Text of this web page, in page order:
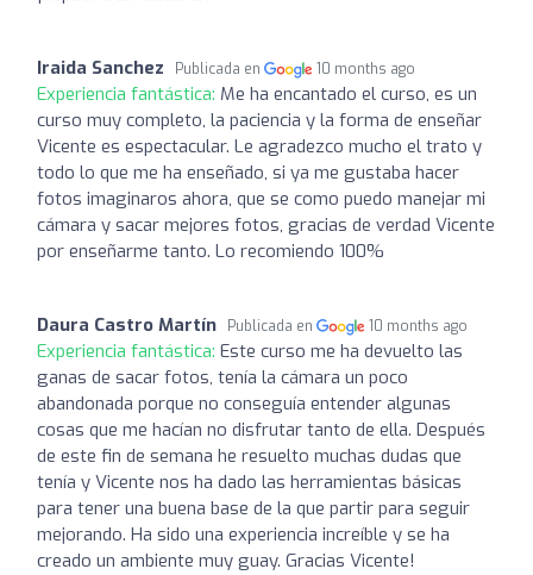
Iraida Sanchez Publicada en 10 months ago
Experiencia fantástica: Me ha encantado el curso, es un
curso muy completo, la paciencia y la forma de enseñar
Vicente es espectacular. Le agradezco mucho el trato y
todo lo que me ha enseñado, si ya me gustaba hacer
fotos imaginaros ahora, que se como puedo manejar mi
cámara y sacar mejores fotos, gracias de verdad Vicente
por enseñarme tanto. Lo recomiendo 100%
Daura Castro Martín Publicada en 10 months ago
Experiencia fantástica: Este curso me ha devuelto las
ganas de sacar fotos, tenía la cámara un poco
abandonada porque no conseguía entender algunas
cosas que me hacían no disfrutar tanto de ella. Después
de este fin de semana he resuelto muchas dudas que
tenía y Vicente nos ha dado las herramientas básicas
para tener una buena base de la que partir para seguir
mejorando. Ha sido una experiencia increíble y se ha
creado un ambiente muy guay. Gracias Vicente!